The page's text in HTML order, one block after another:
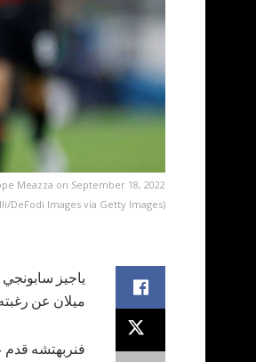
Meazza on September 18, 2022
DeFodi Images via Getty Images)
ميلان عن